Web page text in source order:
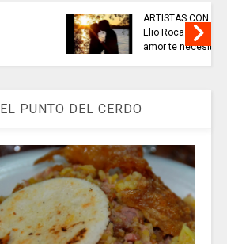
EL COLECTIVO DEPORTIVO//
emisión del 6 de agosto de 2026
EL PUNTO DEL CERDO